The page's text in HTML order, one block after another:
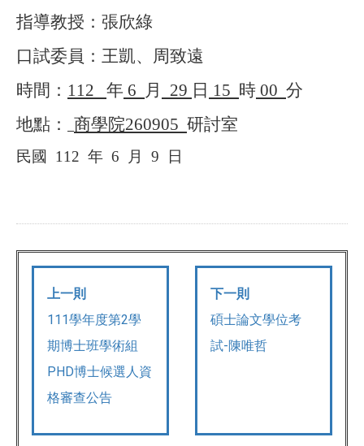
指導教授：張欣綠
口試委員：王凱、周致遠
時間： 112 年 6 月 29 日 15 時 00 分
地點：
商學院260905 研討室
民國 112 年 6 月 9 日
上一則
111學年度第2學
期博士班學術組
PHD博士候選人資
格審查公告
下一則
碩士論文學位考
試-陳唯哲